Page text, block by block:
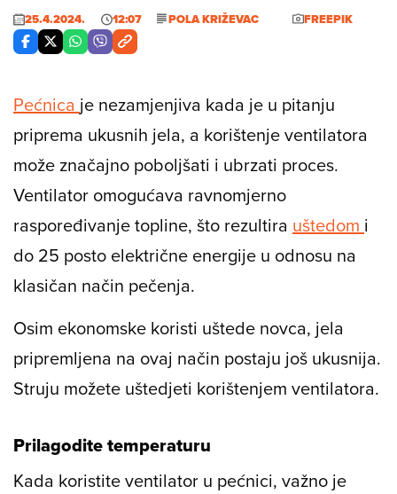
25.4.2024. 12:07 POLA KRIŽEVAC FREEPIK
Pećnica je nezamjenjiva kada je u pitanju
priprema ukusnih jela, a korištenje ventilatora
može značajno poboljšati i ubrzati proces.
Ventilator omogućava ravnomjerno
raspoređivanje topline, što rezultira uštedom i
do 25 posto električne energije u odnosu na
klasičan način pečenja.
Osim ekonomske koristi uštede novca, jela
pripremljena na ovaj način postaju još ukusnija.
Struju možete uštedjeti korištenjem ventilatora.
Prilagodite temperaturu
Kada koristite ventilator u pećnici, važno je